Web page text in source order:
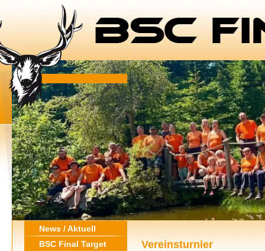
News / Aktuell
BSC Final Target
Vereinsturnier